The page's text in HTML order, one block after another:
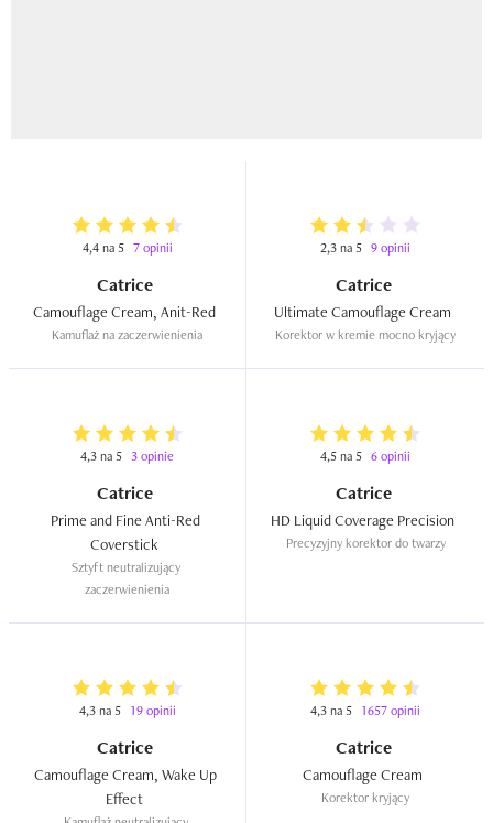
4,4 na 5 7 opinii
Catrice
Kamuflaż na zaczerwienienia
2,3 na 5 9 opinii
Catrice
Korektor w kremie mocno kryjący
4,3 na 5 3 opinie
Catrice
Prime and Fine Anti-Red
Sztyft neutralizujący
zaczerwienienia
4,5 na 5 6 opinii
Catrice
Precyzyjny korektor do twarzy
4,3 na 5 19 opinii
Catrice
Camouflage Cream, Wake Up
4,3 na 5 1657 opinii
Catrice
Korektor kryjący